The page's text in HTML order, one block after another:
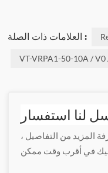
العلامات ذات الصلة :
VT-VRPA1-50-10A / V0
لنا استفسار
المزيد من التفاصيل ،